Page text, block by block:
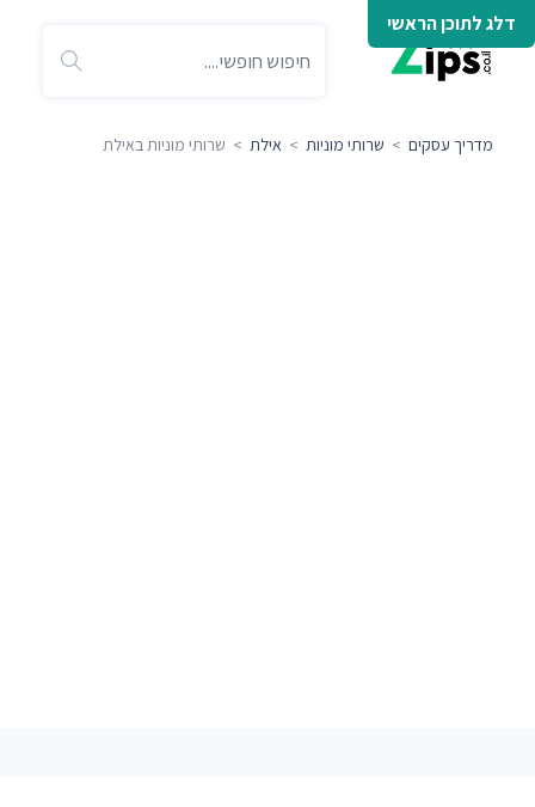
דלג לתוכן הראשי
מדריך עסקים > שרותי מוניות > אילת > שרותי מוניות באילת